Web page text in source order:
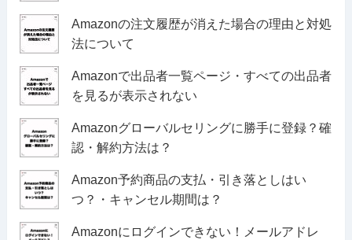
Amazonの注文履歴が消えた場合の理由と対処
法について
Amazonで出品者一覧ページ・すべての出品者
を見るが表示されない
Amazonグローバルセリングに勝手に登録？確
認・解約方法は？
Amazon予約商品の支払・引き落としはい
つ？・キャンセル期間は？
Amazonにログインできない！メールアドレ